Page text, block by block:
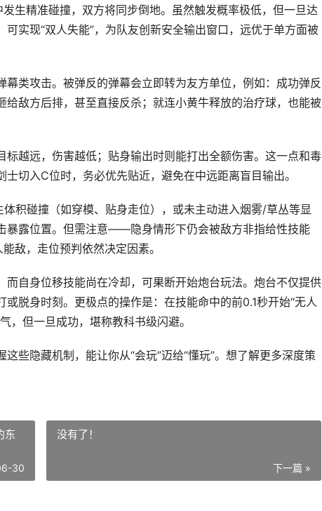
生精准碰撞，双方将同步倒地。虽然触发概率极低，但一旦达
实现“双人失能”，为队友创新安全输出窗口，远优于单方面被
类攻击。被弹反的弹幕会立即转为友方单位，例如：成功弹反
敌方后排，甚至直接反杀；就连小黄牛释放的治疗球，也能被
越远，伤害越低；贴身输出时则能打出全额伤害。这一点和毒
切入C位时，务必优先贴近，避免在中远距离盲目输出。
积碰撞（如穿模、贴身走位），或未主动进入烟雾/草丛等显
暴露位置。但需注意——隐身情形下仍会被敌方非指给性技能
敌，走位预判依然决定因素。
自身位移技能尚在冷却，可果断开始炮台玩法。炮台不仅提供
脱身时刻。更极点的操作是：在技能命中的前0.1秒开始“无人
，但一旦成功，堪称教科书级闪避。
些隐藏机制，能让你从“会玩”迈给“懂玩”。想了解更多深度策
东
30
没有了！
下一篇 »